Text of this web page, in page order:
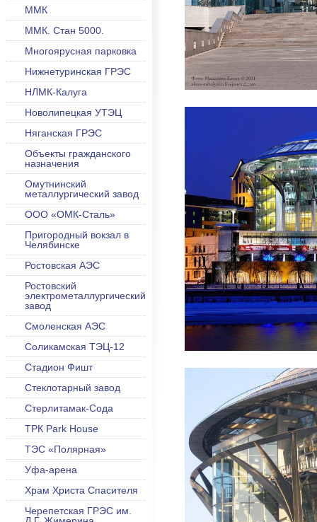
ММК
ММК. Стан 5000.
Многоярусная парковка
Нижнетуринская ГРЭС
НЛМК-Калуга
Новолипецкая УТЭЦ
Няганская ГРЭС
Объекты гражданского
назначения
Омутнинский
металлургический завод
ООО «ОМК-Сталь»
Пригородный вокзал в
Челябинске
Ростовская АЭС
Ростовский
электрометаллургический
завод
Смоленская АЭС
Соликамская ТЭЦ-12
Стадион Фишт
Стеклотарный завод
Стерлитамак-Сода
ТРК Park House
ТЭС «Полярная»
Уфа-арена
Храм Христа Спасителя
Черепетская ГРЭС им.